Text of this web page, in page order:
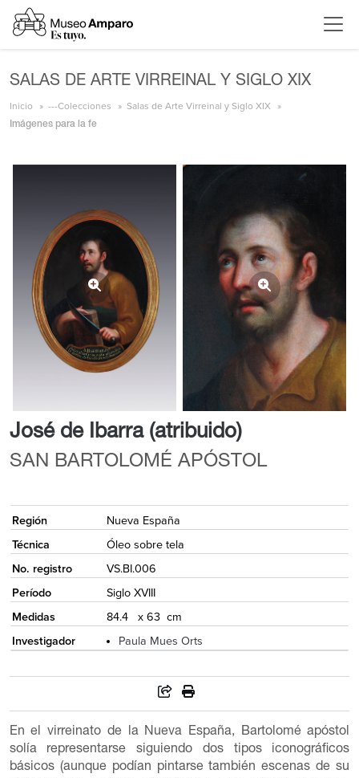
SALAS DE ARTE VIRREINAL Y SIGLO XIX
Inicio ---Colecciones Salas de Arte Virreinal y Siglo XIX
Imágenes para la fe
José de Ibarra (atribuido)
SAN BARTOLOMÉ APÓSTOL
Región
Nueva España
Técnica
Óleo sobre tela
No. registro
VS.BI.006
Período
Siglo XVIII
Medidas
84.4 x 63 cm
Investigador
Paula Mues Orts
En el virreinato de la Nueva España, Bartolomé apóstol
solía representarse siguiendo dos tipos iconográficos
básicos (aunque podían pintarse también escenas de su